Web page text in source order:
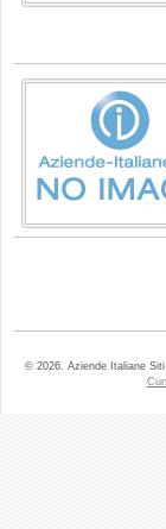
© 2026. Aziende Italiane